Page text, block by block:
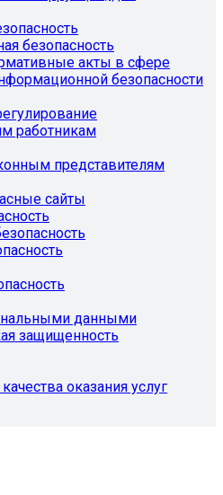
безопасность
акты в сфере
безопасности
работникам
представителям
сайты
данными
защищенность
оказания услуг